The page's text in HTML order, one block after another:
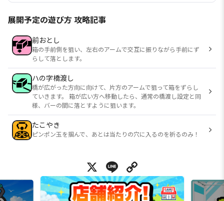
展開予定の遊び方 攻略記事
前おとし
箱の手前側を狙い、左右のアームで交互に振りながら手前にず
らして落とします。
ハの字橋渡し
橋が広がった方向に向けて、片方のアームで狙って箱をずらし
ていきます。 箱が広い方へ移動したら、通常の橋渡し設定と同
様、バーの間に落とすように狙います。
たこやき
ピンポン玉を掴んで、あとは当たりの穴に入るのを祈るのみ！
X Line